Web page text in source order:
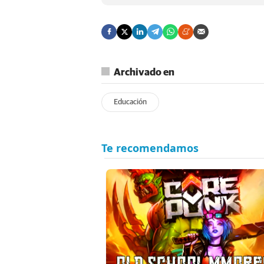
Archivado en
Educación